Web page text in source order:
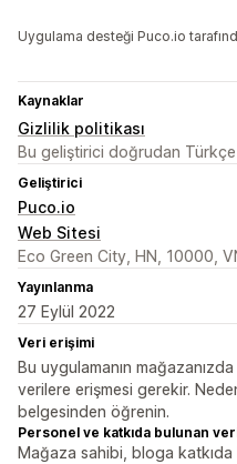
Uygulama desteği Puco.io
Kaynaklar
Gizlilik politikası
Bu geliştirici doğrudan
Geliştirici
Puco.io
Web Sitesi
Eco Green City, HN, 10000,
Yayınlanma
27 Eylül 2022
Veri erişimi
Bu uygulamanın
verilere erişmesi gerekir.
belgesinden öğrenin.
Personel ve katkıda bulunan
Mağaza sahibi, bloga